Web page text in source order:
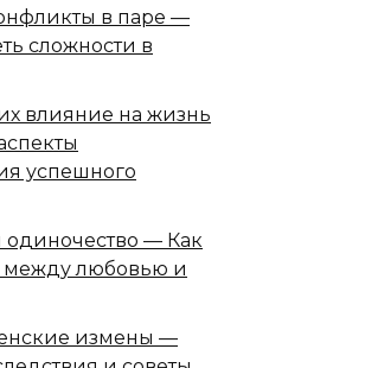
в паре —
сложности в
влияние на жизнь
успешного
— Как
между любовью и
измены —